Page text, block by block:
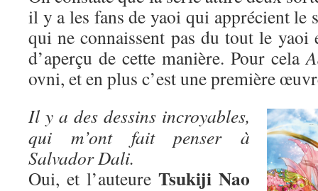
il y a les fans de yaoi qui apprécient le
qui ne connaissent pas du tout le
d’aperçu de cette manière. Pour cela
ovni, et en plus c’est une première
Il y a des dessins incroyables,
qui m’ont fait penser à
Salvador Dali.
Oui, et l’auteure Tsukiji Nao